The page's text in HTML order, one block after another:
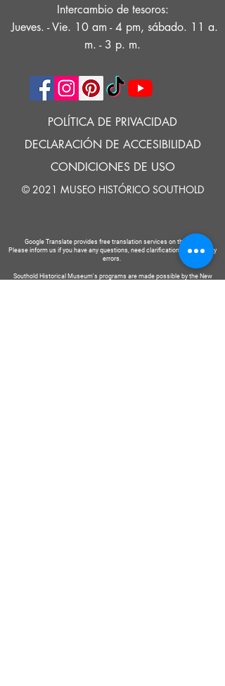
Intercambio de tesoros:
Jueves. - Vie. 10 am - 4 pm, sábado. 11 a.
m. - 3 p. m.
POLÍTICA DE PRIVACIDAD
DECLARACIÓN DE ACCESIBILIDAD
CONDICIONES DE USO
© 2021 MUSEO HISTÓRICO SOUTHOLD
Google Translate provides free translation services on this site.
Please inform us if you have any questions, need clarification or notice any
errors.
Southold Historical Museum's programs are made possible by the New